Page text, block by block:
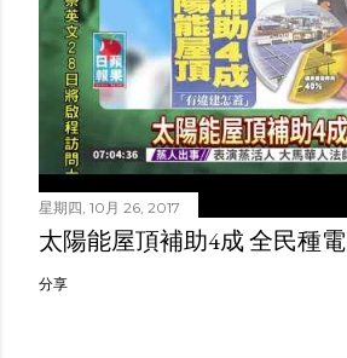
星期四, 10月 26, 2017
太陽能屋頂補助4成 全民種電
分享